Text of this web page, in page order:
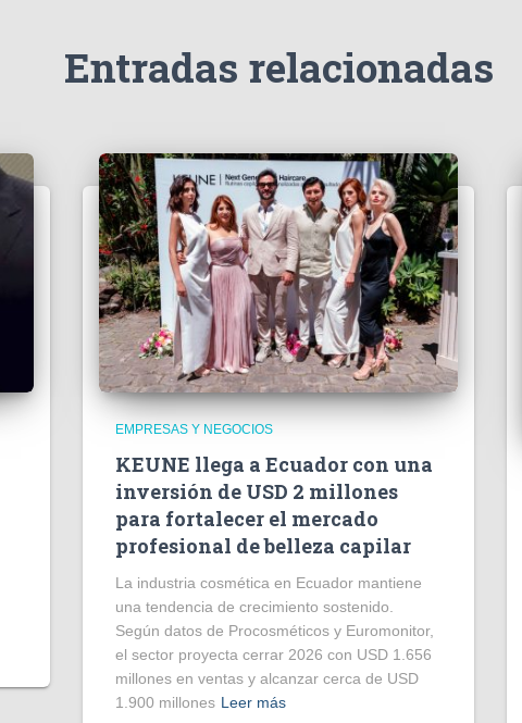
Entradas relacionadas
EMPRESAS Y NEGOCIOS
KEUNE llega a Ecuador con una
inversión de USD 2 millones
para fortalecer el mercado
profesional de belleza capilar
La industria cosmética en Ecuador mantiene
una tendencia de crecimiento sostenido.
Según datos de Procosméticos y Euromonitor,
el sector proyecta cerrar 2026 con USD 1.656
millones en ventas y alcanzar cerca de USD
1.900 millones Leer más